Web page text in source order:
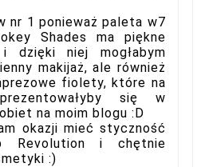
nr 1 ponieważ paleta w7
Shades ma piękne
dzięki niej mogłabym
makijaż, ale również
fiolety, które na
się w
na moim blogu :D
okazji mieć styczność
Revolution i chętnie
:)